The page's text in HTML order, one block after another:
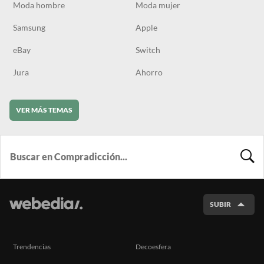
Moda hombre Moda mujer
Samsung Apple
eBay Switch
Jura Ahorro
VER MÁS TEMAS
SUBIR
Trendencias Decoesfera